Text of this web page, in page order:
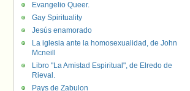
Evangelio Queer.
Gay Spirituality
Jesús enamorado
La iglesia ante la homosexualidad, de John
Mcneill
Libro "La Amistad Espiritual", de Elredo de
Rieval.
Pays de Zabulon